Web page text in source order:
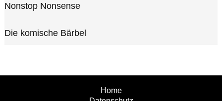
Nonstop Nonsense
Die komische Bärbel
Home